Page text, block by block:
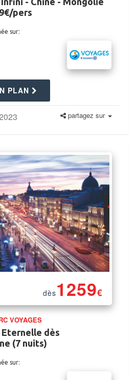
pers
sur:
PLAN
partagez sur
dès1259€
VOYAGES
dès
(7 nuits)
sur: